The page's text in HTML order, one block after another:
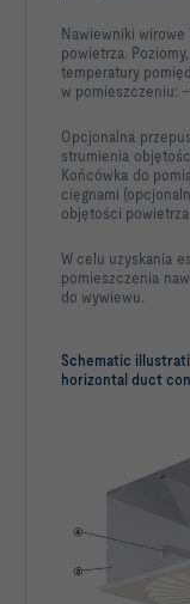
Schematic
horizontal duct
Nawiewniki wirowe
powietrza.
temperatury
w pomieszczeniu:
Opcjonalna
strumienia
Końcówka do
cięgnami
objętości
W celu uzyskania
pomieszczenia
do wywiewu.